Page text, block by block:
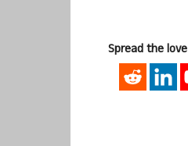
Spread the love